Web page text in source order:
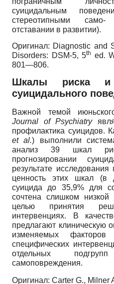
суицидальным
стереотипными
отставании в развитии).
Оригинал: Diagnostic and
Disorders: DSM-5, 5th ed.
801—806.
Шкалы риска и
суицидального
Важной темой
Journal
of Psychiatry
профилактика суицидов.
et
al.) выполнили
анализ 39 шкал
прогнозировании
результате
ценность этих шкал (в
суицида до 35,9% для
сочтена слишком
целью принятия
интервенциях. В
предлагают клиническую
изменяемых
специфических
отдельных
самоповреждения.
Оригинал: Carter G., Milner